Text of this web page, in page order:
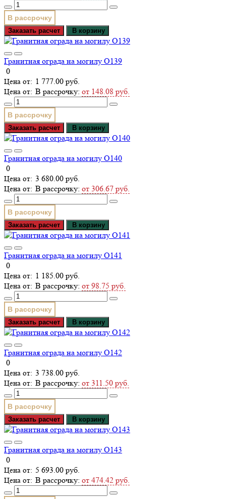
В рассрочку
Заказать расчет В корзину
Гранитная ограда на могилу О139
0
1 777.00 руб.
В рассрочку: от 148.08 руб.
В рассрочку
Заказать расчет В корзину
Гранитная ограда на могилу О140
0
3 680.00 руб.
В рассрочку: от 306.67 руб.
В рассрочку
Заказать расчет В корзину
Гранитная ограда на могилу О141
0
1 185.00 руб.
В рассрочку: от 98.75 руб.
В рассрочку
Заказать расчет В корзину
Гранитная ограда на могилу О142
0
3 738.00 руб.
В рассрочку: от 311.50 руб.
В рассрочку
Заказать расчет В корзину
Гранитная ограда на могилу О143
0
5 693.00 руб.
В рассрочку: от 474.42 руб.